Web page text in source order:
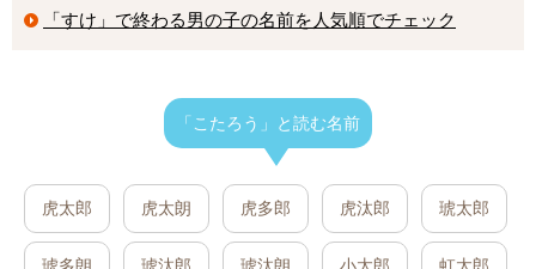
「すけ」で終わる男の子の名前を人気順でチェック
「こたろう」と読む名前
虎太郎 虎太朗 虎多郎 虎汰郎 琥太郎